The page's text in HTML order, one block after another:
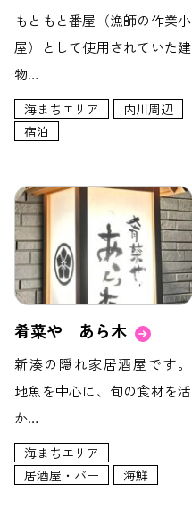
もともと番屋（漁師の作業小
屋）として使用されていた建
物…
海まちエリア
内川周辺
宿泊
肴菜や あら木
新湊の隠れ家居酒屋です。
地魚を中心に、旬の食材を活
か…
海まちエリア
居酒屋・バー
海鮮